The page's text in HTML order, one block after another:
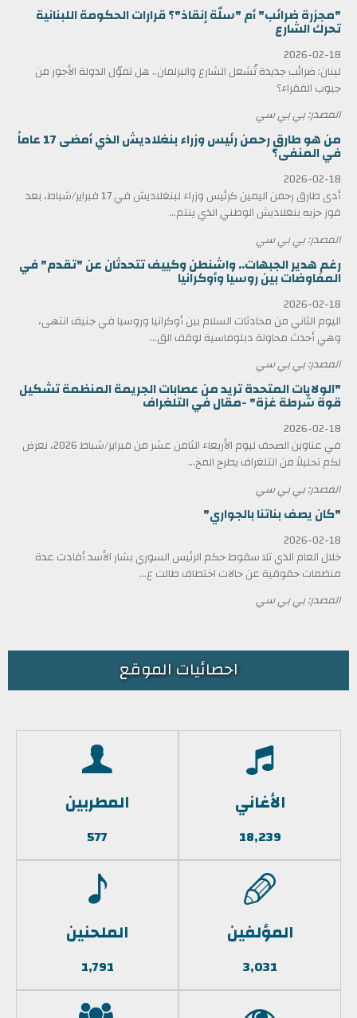
"مجزرة ضرائب" أم "سلّة إنقاذ"؟ قرارات الحكومة اللبنانية
تحرك الشارع
2026-02-18
لبنان: ضرائب جديدة تُشعل الشارع والبرلمان.. هل تموّل الدولة الأجور من
جيوب الفقراء؟
المصدر: بي بي سي
من هو طارق رحمن رئيس وزراء بنغلاديش الذي أمضى 17 عاماً
في المنفى؟
2026-02-18
أدى طارق رحمن اليمين كرئيس وزراء لبنغلاديش في 17 فبراير/شباط، بعد
فوز حزبه بنغلاديش الوطني الذي ينتم...
المصدر: بي بي سي
رغم هدير الجبهات.. واشنطن وكييف تتحدثان عن "تقدم" في
المفاوضات بين روسيا وأوكرانيا
2026-02-18
اليوم الثاني من محادثات السلام بين أوكرانيا وروسيا في جنيف انتهى،
وهي أحدث محاولة دبلوماسية لوقف الق...
المصدر: بي بي سي
"الولايات المتحدة تريد من عصابات الجريمة المنظمة تشكيل
قوة شرطة غزة" -مقال في التلغراف
2026-02-18
في عناوين الصحف ليوم الأربعاء الثامن عشر من فبراير/شباط 2026، نعرض
لكم تحليلاً من التلغراف يطرح المخ...
المصدر: بي بي سي
"كان يصف بناتنا بالجواري"
2026-02-18
خلال العام الذي تلا سقوط حكم الرئيس السوري بشار الأسد أفادت عدة
منظمات حقوقية عن حالات اختطاف طالت ع...
المصدر: بي بي سي
احصائيات الموقع
الأغاني
18,239
المطربين
577
المؤلفين
3,031
الملحنين
1,791